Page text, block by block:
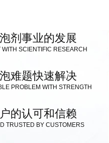
剂事业的发展
SCIENTIFIC RESEARCH
难题快速解决
PROBLEM WITH STRENGTH
的认可和信赖
TRUSTED BY CUSTOMERS